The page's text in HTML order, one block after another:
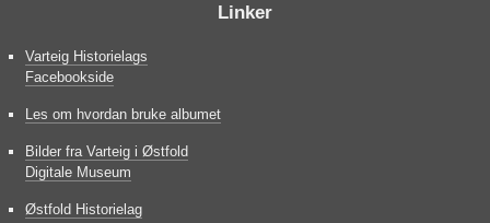
Linker
Varteig Historielags
Facebookside
Les om hvordan bruke albumet
Bilder fra Varteig i Østfold
Digitale Museum
Østfold Historielag